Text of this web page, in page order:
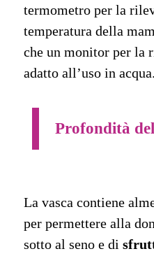
termometro per la
temperatura della
che un monitor per la
adatto all’uso in acqua.
Profondità
La vasca contiene
per permettere alla
sotto al seno e di